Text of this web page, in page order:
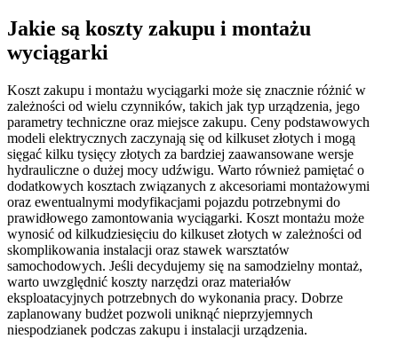
Jakie są koszty zakupu i montażu
wyciągarki
Koszt zakupu i montażu wyciągarki może się znacznie różnić w
zależności od wielu czynników, takich jak typ urządzenia, jego
parametry techniczne oraz miejsce zakupu. Ceny podstawowych
modeli elektrycznych zaczynają się od kilkuset złotych i mogą
sięgać kilku tysięcy złotych za bardziej zaawansowane wersje
hydrauliczne o dużej mocy udźwigu. Warto również pamiętać o
dodatkowych kosztach związanych z akcesoriami montażowymi
oraz ewentualnymi modyfikacjami pojazdu potrzebnymi do
prawidłowego zamontowania wyciągarki. Koszt montażu może
wynosić od kilkudziesięciu do kilkuset złotych w zależności od
skomplikowania instalacji oraz stawek warsztatów
samochodowych. Jeśli decydujemy się na samodzielny montaż,
warto uwzględnić koszty narzędzi oraz materiałów
eksploatacyjnych potrzebnych do wykonania pracy. Dobrze
zaplanowany budżet pozwoli uniknąć nieprzyjemnych
niespodzianek podczas zakupu i instalacji urządzenia.